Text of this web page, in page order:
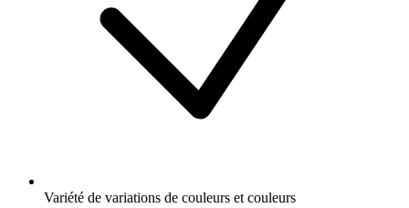
Variété de variations de couleurs et couleurs